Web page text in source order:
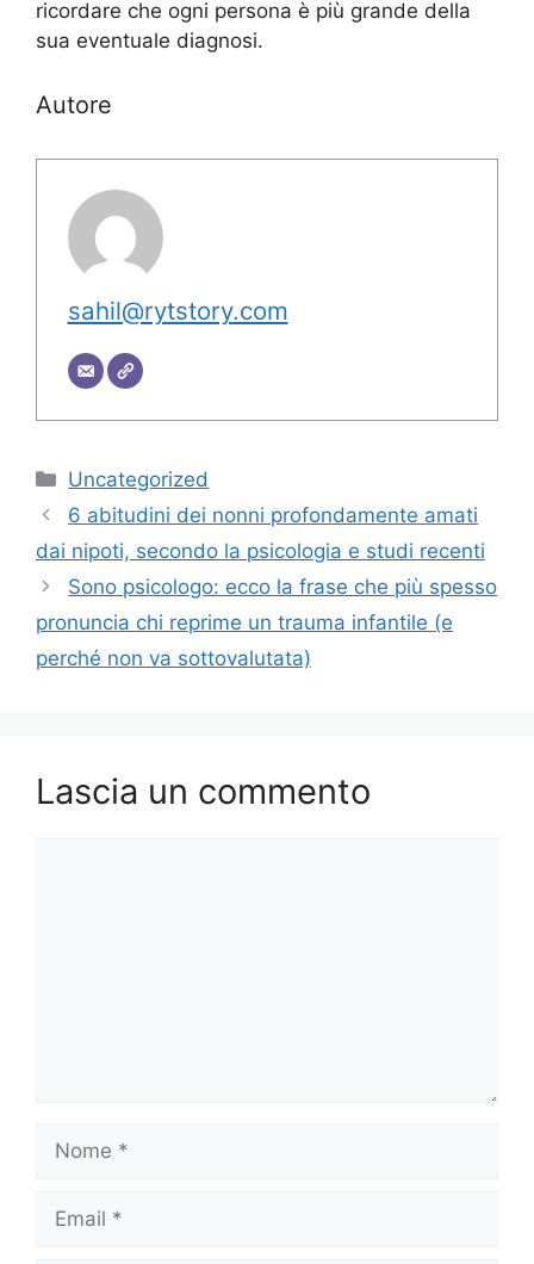
ricordare che ogni persona è più grande della
sua eventuale diagnosi.
Autore
sahil@rytstory.com
Categorie
Uncategorized
6 abitudini dei nonni profondamente amati
dai nipoti, secondo la psicologia e studi recenti
Sono psicologo: ecco la frase che più spesso
pronuncia chi reprime un trauma infantile (e
perché non va sottovalutata)
Lascia un commento